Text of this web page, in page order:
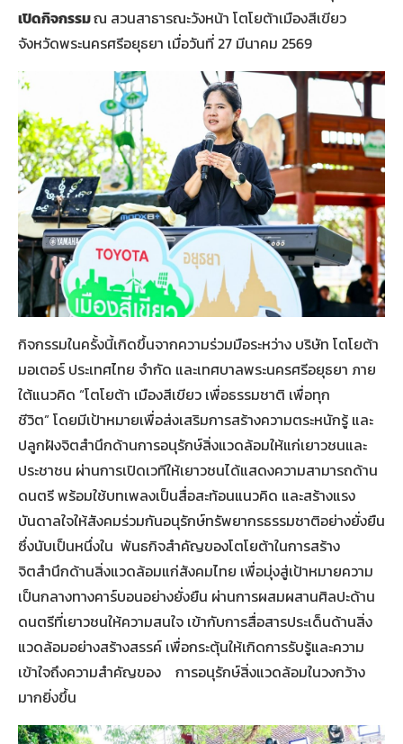
เปิดกิจกรรมณ สวนสาธารณะวังหน้า โตโยต้าเมืองสีเขียว
จังหวัดพระนครศรีอยุธยา เมื่อวันที่ 27 มีนาคม 2569
กิจกรรมในครั้งนี้เกิดขึ้นจากความร่วมมือระหว่าง บริษัท โตโยต้า
มอเตอร์ ประเทศไทย จำกัด และเทศบาลพระนครศรีอยุธยา ภาย
ใต้แนวคิด “โตโยต้า เมืองสีเขียว เพื่อธรรมชาติ เพื่อทุก
ชีวิต” โดยมีเป้าหมายเพื่อส่งเสริมการสร้างความตระหนักรู้ และ
ปลูกฝังจิตสำนึกด้านการอนุรักษ์สิ่งแวดล้อมให้แก่เยาวชนและ
ประชาชน ผ่านการเปิดเวทีให้เยาวชนได้แสดงความสามารถด้าน
ดนตรี พร้อมใช้บทเพลงเป็นสื่อสะท้อนแนวคิด และสร้างแรง
บันดาลใจให้สังคมร่วมกันอนุรักษ์ทรัพยากรธรรมชาติอย่างยั่งยืน
ซึ่งนับเป็นหนึ่งใน พันธกิจสำคัญของโตโยต้าในการสร้าง
จิตสำนึกด้านสิ่งแวดล้อมแก่สังคมไทย เพื่อมุ่งสู่เป้าหมายความ
เป็นกลางทางคาร์บอนอย่างยั่งยืน ผ่านการผสมผสานศิลปะด้าน
ดนตรีที่เยาวชนให้ความสนใจ เข้ากับการสื่อสารประเด็นด้านสิ่ง
แวดล้อมอย่างสร้างสรรค์ เพื่อกระตุ้นให้เกิดการรับรู้และความ
เข้าใจถึงความสำคัญของ การอนุรักษ์สิ่งแวดล้อมในวงกว้าง
มากยิ่งขึ้น